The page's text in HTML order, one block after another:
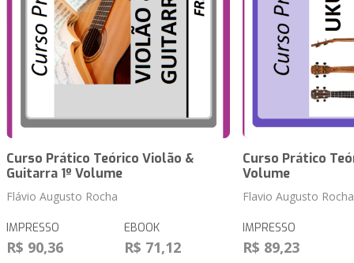
Curso Prático Teórico Violão &
Guitarra 1º Volume
Flávio Augusto Rocha
IMPRESSO
R$ 90,36
EBOOK
R$ 71,12
Curso Prático
Volume
Flavio Augusto Rocha
IMPRESSO
R$ 89,23